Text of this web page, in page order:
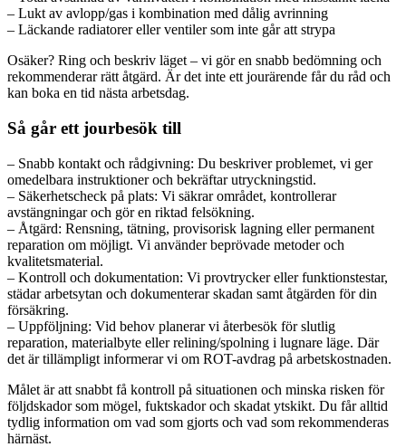
– Lukt av avlopp/gas i kombination med dålig avrinning
– Läckande radiatorer eller ventiler som inte går att strypa
Osäker? Ring och beskriv läget – vi gör en snabb bedömning och
rekommenderar rätt åtgärd. Är det inte ett jourärende får du råd och
kan boka en tid nästa arbetsdag.
Så går ett jourbesök till
– Snabb kontakt och rådgivning: Du beskriver problemet, vi ger
omedelbara instruktioner och bekräftar utryckningstid.
– Säkerhetscheck på plats: Vi säkrar området, kontrollerar
avstängningar och gör en riktad felsökning.
– Åtgärd: Rensning, tätning, provisorisk lagning eller permanent
reparation om möjligt. Vi använder beprövade metoder och
kvalitetsmaterial.
– Kontroll och dokumentation: Vi provtrycker eller funktionstestar,
städar arbetsytan och dokumenterar skadan samt åtgärden för din
försäkring.
– Uppföljning: Vid behov planerar vi återbesök för slutlig
reparation, materialbyte eller relining/spolning i lugnare läge. Där
det är tillämpligt informerar vi om ROT-avdrag på arbetskostnaden.
Målet är att snabbt få kontroll på situationen och minska risken för
följdskador som mögel, fuktskador och skadat ytskikt. Du får alltid
tydlig information om vad som gjorts och vad som rekommenderas
härnäst.